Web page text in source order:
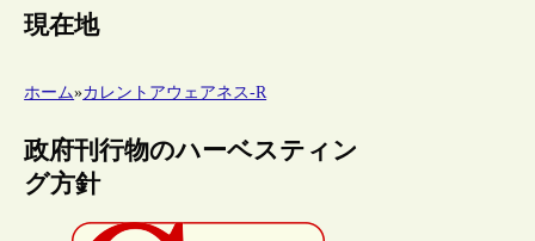
現在地
ホーム»カレントアウェアネス-R
政府刊行物のハーベスティン
グ方針